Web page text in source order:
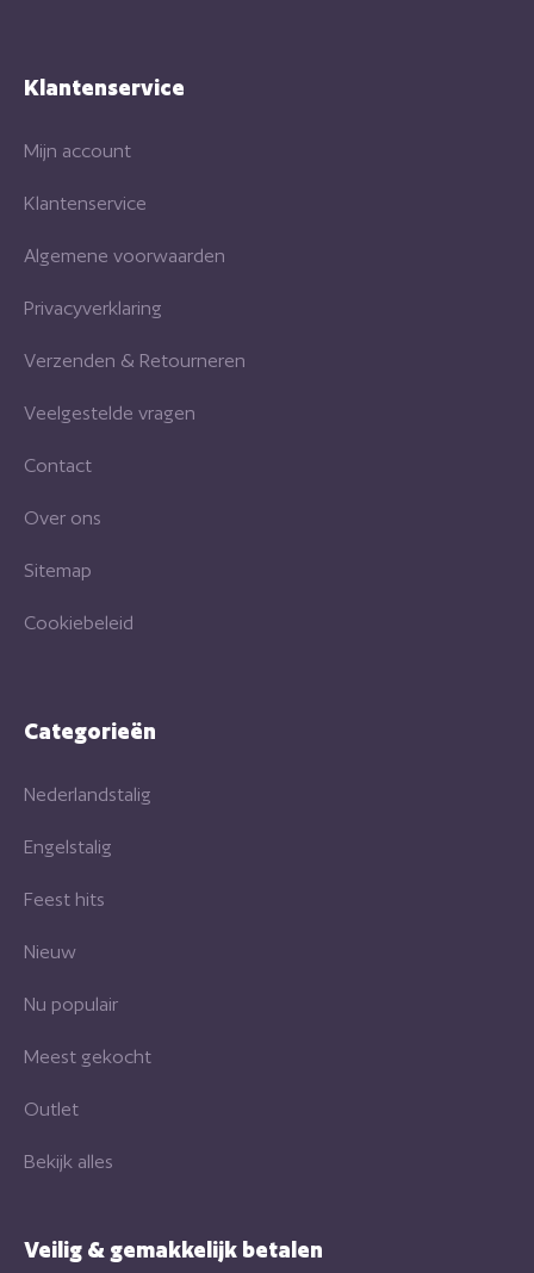
Klantenservice
Mijn account
Klantenservice
Algemene voorwaarden
Privacyverklaring
Verzenden & Retourneren
Veelgestelde vragen
Contact
Over ons
Sitemap
Cookiebeleid
Categorieën
Nederlandstalig
Engelstalig
Feest hits
Nieuw
Nu populair
Meest gekocht
Outlet
Bekijk alles
Veilig & gemakkelijk betalen